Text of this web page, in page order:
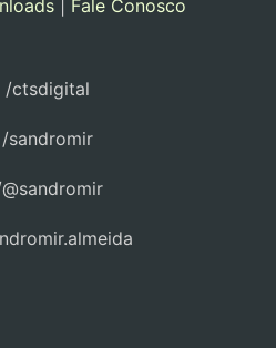
Fale Conosco
/ctsdigital
/sandromir